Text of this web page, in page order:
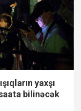
yaxşı
bilinəcək